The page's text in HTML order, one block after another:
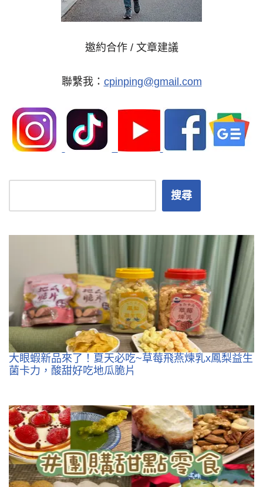
邀約合作 / 文章建議
聯繫我： cpinping@gmail.com
搜尋
大眼蝦新品來了！夏天必吃~草莓飛燕煉乳x鳳梨益生
菌卡力，酸甜好吃地瓜脆片